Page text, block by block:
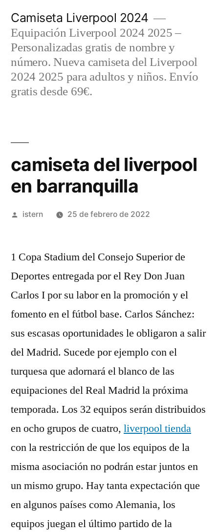
contenido
Camiseta Liverpool 2024
Equipación Liverpool 2024 2025 –
Personalizadas gratis de nombre y
número. Nueva camiseta del Liverpool
2024 2025 para adultos y niños. Envío
gratis desde 69€.
camiseta del liverpool
en barranquilla
Publicado
istern 25 de febrero de 2022
1 Copa Stadium del Consejo Superior de
Deportes entregada por el Rey Don Juan
Carlos I por su labor en la promoción y el
fomento en el fútbol base. Carlos Sánchez:
sus escasas oportunidades le obligaron a salir
del Madrid. Sucede por ejemplo con el
turquesa que adornará el blanco de las
equipaciones del Real Madrid la próxima
temporada. Los 32 equipos serán distribuidos
en ocho grupos de cuatro, liverpool tienda
con la restricción de que los equipos de la
misma asociación no podrán estar juntos en
un mismo grupo. Hay tanta expectación que
en algunos países como Alemania, los
equipos juegan el último partido de la